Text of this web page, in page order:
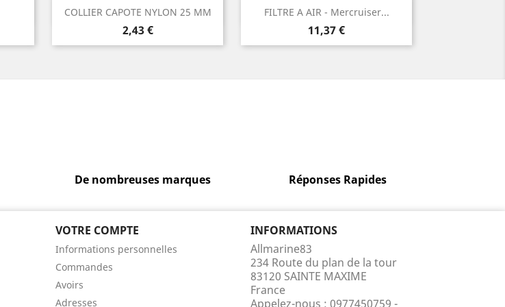
COLLIER CAPOTE NYLON 25 MM
Prix
2,43 €
Aperçu rapide FILTRE A AIR - Mercruiser...
Prix
11,37 €
 Aperçu rapide
De nombreuses marques Réponses Rapides
VOTRE COMPTE
Informations personnelles
Commandes
Avoirs
Adresses
INFORMATIONS
Allmarine83
234 Route du plan de la tour
83120 SAINTE MAXIME
France
Appelez-nous : 0977450759 -